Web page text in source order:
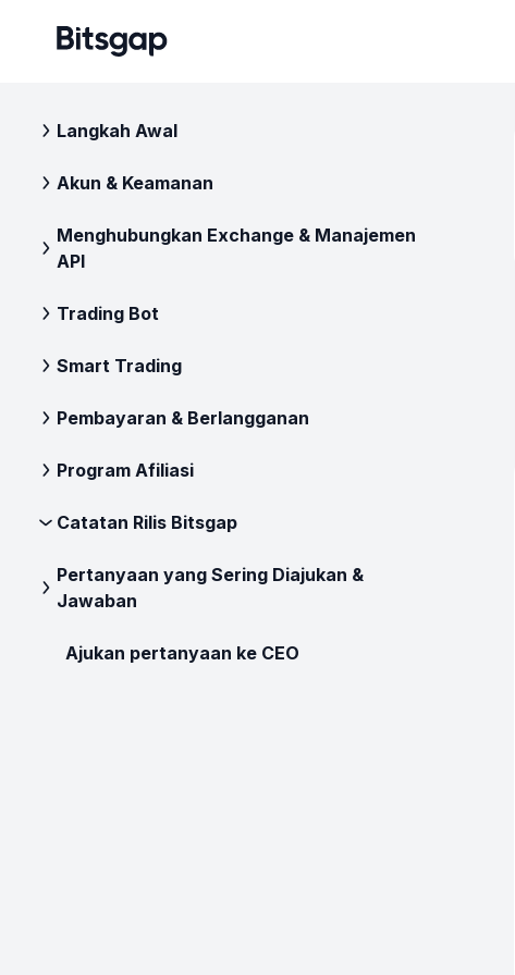
Langkah Awal
Akun & Keamanan
Menghubungkan Exchange & Manajemen
API
Trading Bot
Smart Trading
Pembayaran & Berlangganan
Program Afiliasi
Catatan Rilis Bitsgap
Pertanyaan yang Sering Diajukan &
Jawaban
Ajukan pertanyaan ke CEO